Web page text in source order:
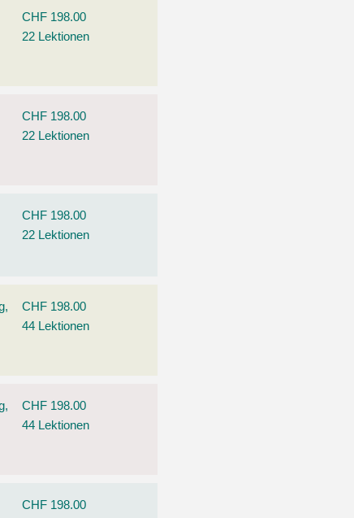
CHF 198.00
22 Lektionen
CHF 198.00
22 Lektionen
CHF 198.00
22 Lektionen
CHF 198.00
44 Lektionen
CHF 198.00
44 Lektionen
CHF 198.00